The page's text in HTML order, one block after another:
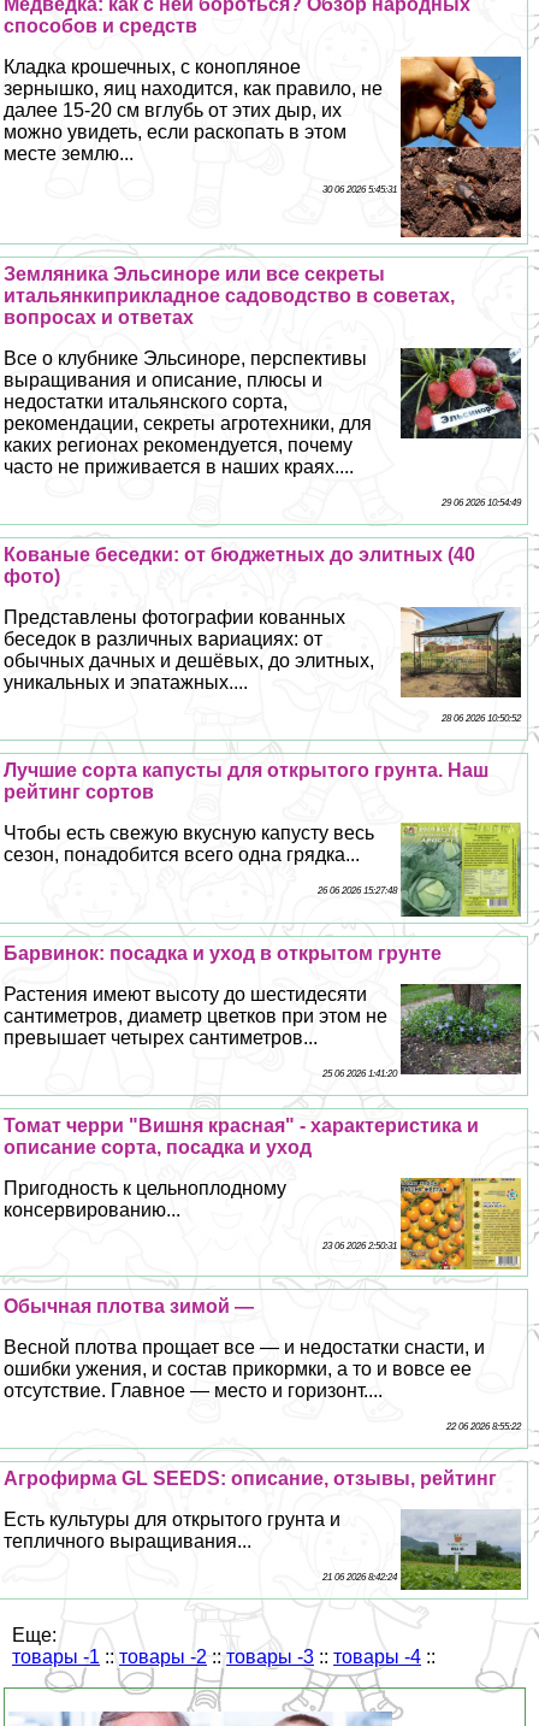
способов и средств
Кладка крошечных, с конопляное
зернышко, яиц находится, как правило, не
далее 15-20 см вглубь от этих дыр, их
можно увидеть, если раскопать в этом
месте землю...
30 06 2026 5:45:31
Земляника Эльсиноре или все секреты
итальянкиприкладное садоводство в советах,
вопросах и ответах
Все о клубнике Эльсиноре, перспективы
выращивания и описание, плюсы и
недостатки итальянского сорта,
рекомендации, секреты агротехники, для
каких регионах рекомендуется, почему
часто не приживается в наших краях....
29 06 2026 10:54:49
Кованые беседки: от бюджетных до элитных (40
фото)
Представлены фотографии кованных
беседок в различных вариациях: от
обычных дачных и дешёвых, до элитных,
уникальных и эпатажных....
28 06 2026 10:50:52
Лучшие сорта капусты для открытого грунта. Наш
рейтинг сортов
Чтобы есть свежую вкусную капусту весь
сезон, понадобится всего одна грядка...
26 06 2026 15:27:48
Барвинок: посадка и уход в открытом грунте
Растения имеют высоту до шестидесяти
сантиметров, диаметр цветков при этом не
превышает четырех сантиметров...
25 06 2026 1:41:20
Томат черри "Вишня красная" - хаpaктеристика и
описание сорта, посадка и уход
Пригодность к цельноплодному
консервированию...
23 06 2026 2:50:31
Обычная плотва зимой —
Весной плотва прощает все — и недостатки снасти, и
ошибки ужения, и состав прикормки, а то и вовсе ее
отсутствие. Главное — место и горизонт....
22 06 2026 8:55:22
Агрофирма GL SEEDS: описание, отзывы, рейтинг
Есть культуры для открытого грунта и
тепличного выращивания...
21 06 2026 8:42:24
Еще:
товары -1 :: товары -2 ::товары -3 :: товары -4 ::